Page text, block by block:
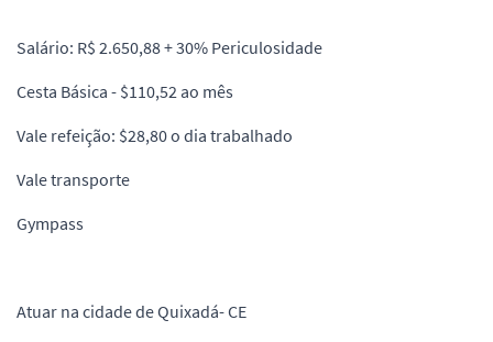
Salário: R$ 2.650,88 + 30% Periculosidade
Cesta Básica - $110,52 ao mês
Vale refeição: $28,80 o dia trabalhado
Vale transporte
Gympass
Atuar na cidade de Quixadá- CE